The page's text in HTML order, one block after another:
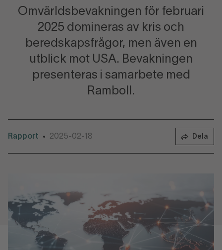
Omvärldsbevakningen för februari
2025 domineras av kris och
beredskapsfrågor, men även en
utblick mot USA. Bevakningen
presenteras i samarbete med
Ramboll.
Rapport • 2025-02-18 Dela